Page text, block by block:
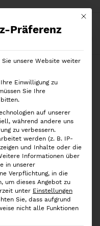
Rösle
Rösle
Mit
Präferenz
unsere Website weiter
Einwilligung zu
Sie Ihre
auf unserer
während andere uns
zu verbessern.
werden (z. B. IP-
und Inhalte oder die
Informationen über
in unserer
Verpflichtung, in die
um dieses Angebot zu
unter Einstellungen
Sie, dass aufgrund
nicht alle Funktionen